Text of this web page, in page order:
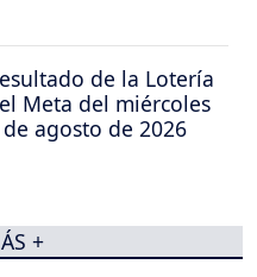
de la Lotería
Meta del miércoles
de agosto de 2026
+